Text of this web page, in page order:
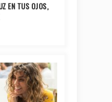
EN TUS OJOS,